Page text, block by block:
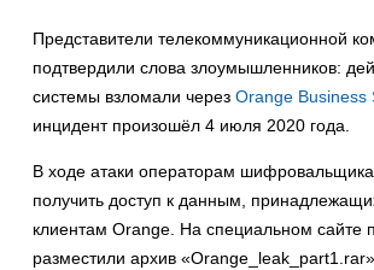
Представители телекоммуникационной
подтвердили слова злоумышленников:
системы взломали через Orange Business
инцидент произошёл 4 июля 2020 года.
В ходе атаки операторам
получить доступ к данным,
клиентам Orange. На специальном сайте
разместили архив